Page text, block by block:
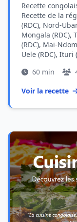
Recette
Recette de la
(RDC), Nord-
Mongala (RDC),
(RDC), Mai-
Uele (RDC), Ituri
60 min
Voir la recette